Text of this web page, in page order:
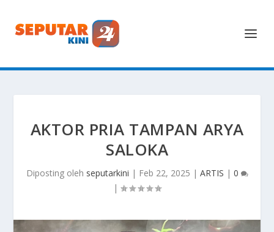
AKTOR PRIA TAMPAN ARYA
SALOKA
Diposting oleh seputarkini | Feb 22, 2025 | ARTIS | 0
|